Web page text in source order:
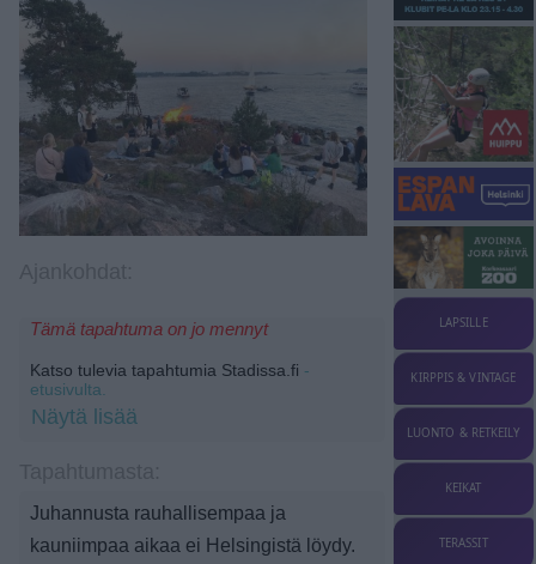
Tämä tapahtuma on jo mennyt
Katso tulevia tapahtumia Stadissa.fi -
etusivulta.
Näytä lisää
Juhannusta rauhallisempaa ja
kauniimpaa aikaa ei Helsingistä löydy.
LAPSILLE
KIRPPIS & VINTAGE
LUONTO & RETKEILY
KEIKAT
TERASSIT